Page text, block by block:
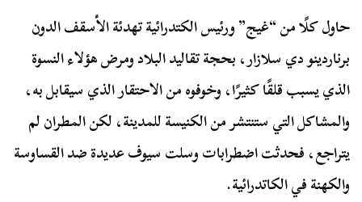
حاول كلًا من “غيج” ورئيس الكتدرائية تهدئة الأسقف الدون
برناردينو دي سلازار، بحجة تقاليد البلاد ومرض هؤلاء النسوة
الذي يسبب قلقًا كثيرًا، وخوفوه من الاحتقار الذي سيقابل به،
والمشاكل التي ستنتشر من الكنيسة للمدينة، لكن المطران لم
يتراجع، فحدثت اضطرابات وسلت سيوف عديدة ضد القساوسة
والكهنة في الكاتدرائية.